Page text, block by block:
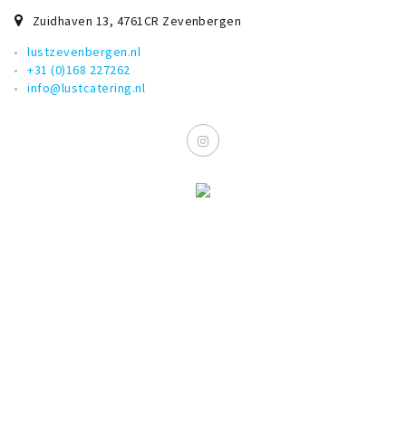
Zuidhaven 13, 4761CR Zevenbergen
lustzevenbergen.nl
+31 (0)168 227262
info@lustcatering.nl